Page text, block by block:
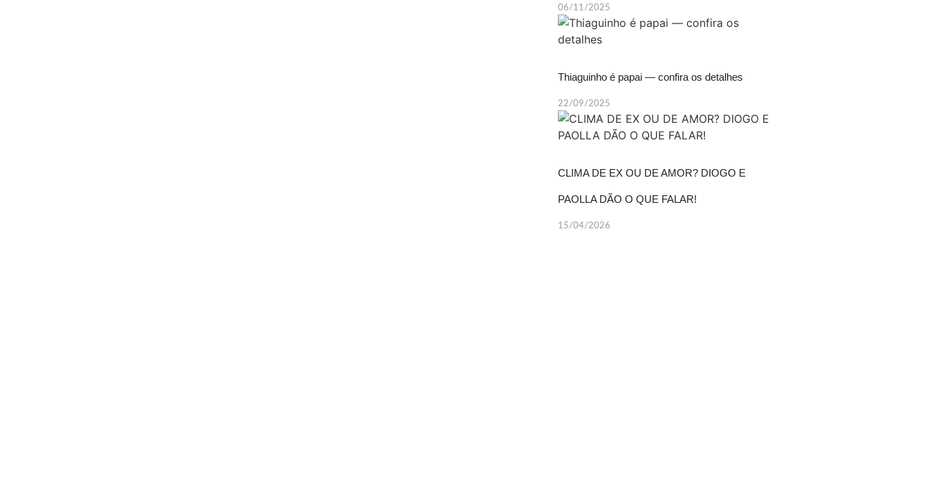
06/11/2025
Thiaguinho é papai — confira os detalhes
22/09/2025
CLIMA DE EX OU DE AMOR? DIOGO E
PAOLLA DÃO O QUE FALAR!
15/04/2026